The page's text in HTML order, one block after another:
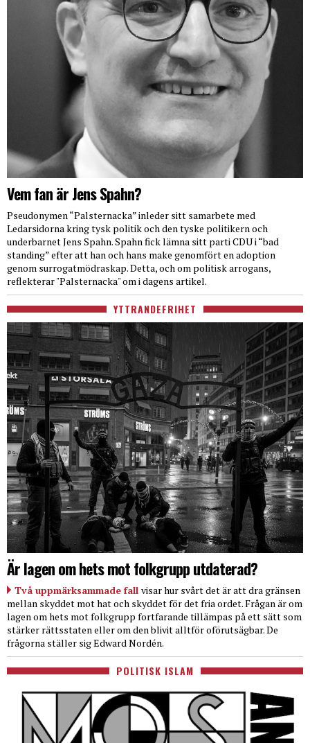
Vem fan är Jens Spahn?
Pseudonymen “Palsternacka” inleder sitt samarbete med
Ledarsidorna kring tysk politik och den tyske politikern och
underbarnet Jens Spahn. Spahn fick lämna sitt parti CDU i “bad
standing” efter att han och hans make genomfört en adoption
genom surrogatmödraskap. Detta, och om politisk arrogans,
reflekterar "Palsternacka" om i dagens artikel.
YTTRANDEFRIHET
Är lagen om hets mot folkgrupp utdaterad?
Två uppmärksammade fall visar hur svårt det är att dra gränsen
mellan skyddet mot hat och skyddet för det fria ordet. Frågan är om
lagen om hets mot folkgrupp fortfarande tillämpas på ett sätt som
stärker rättsstaten eller om den blivit alltför oförutsägbar. De
frågorna ställer sig Edward Nordén.
POLITISK ISLAM